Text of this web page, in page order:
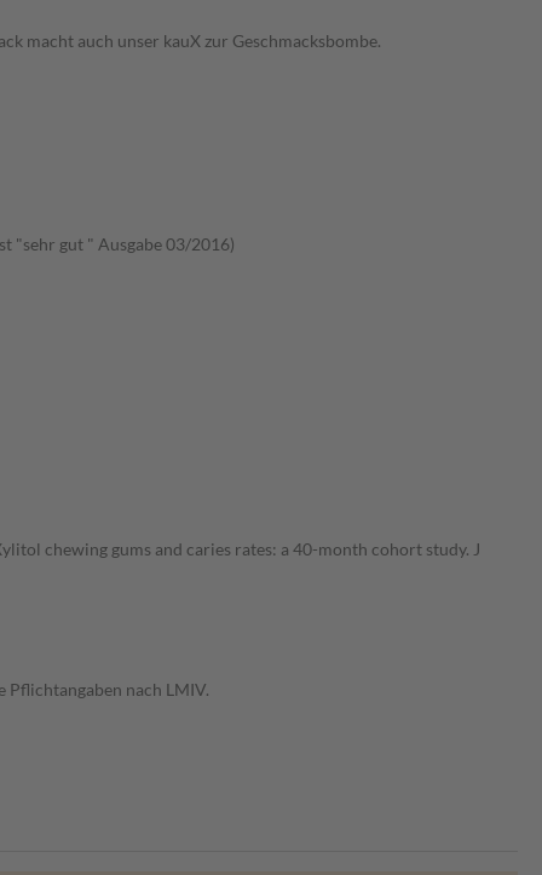
macht auch unser kauX zur Geschmacksbombe.
"sehr gut " Ausgabe 03/2016)
chewing gums and caries rates: a 40-month cohort study. J
nach LMIV.